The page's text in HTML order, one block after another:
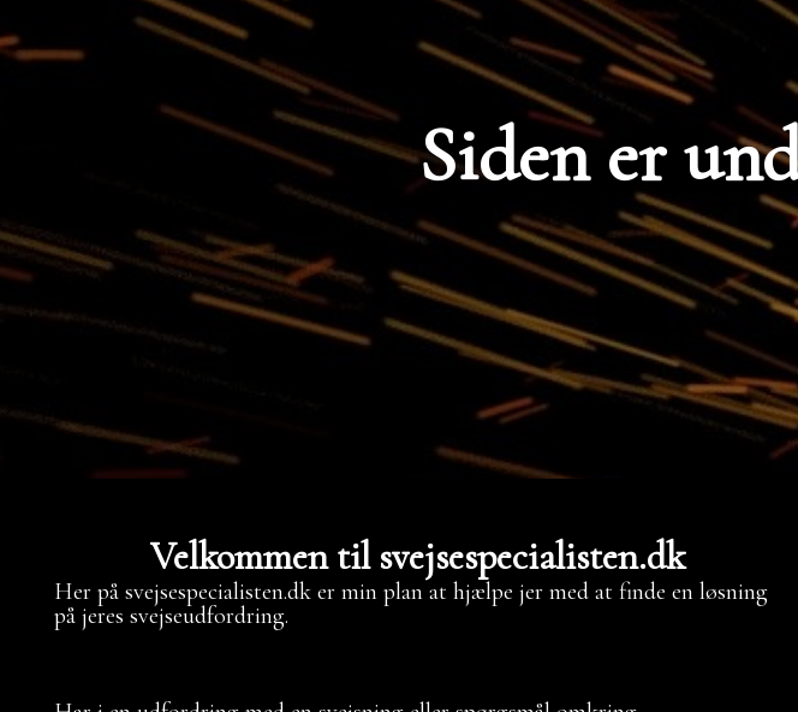
Siden er
Velkommen til svejsespecialisten.dk
Her på svejsespecialisten.dk er min plan at hjælpe jer med at finde en løsning
på jeres svejseudfordring.